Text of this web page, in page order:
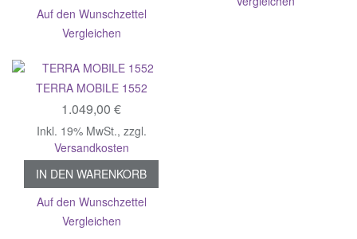
Auf den Wunschzettel
Vergleichen
TERRA MOBILE 1552
1.049,00 €
Inkl. 19% MwSt., zzgl.
Versandkosten
IN DEN WARENKORB
Auf den Wunschzettel
Vergleichen